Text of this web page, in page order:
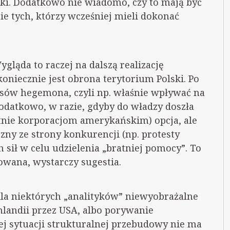
tych, którzy wcześniej mieli dokonać
to raczej na dalszą realizację
jest obrona terytorium Polski. Po
hegemona, czyli np. właśnie wpływać na
w razie, gdyby do władzy doszła
korporacjom amerykańskim) opcja, ale
ze strony konkurencji (np. protesty
w celu udzielenia „bratniej pomocy”. To
wystarczy sugestia.
niektórych „analityków” niewyobrażalne
przez USA, albo porywanie
sytuacji strukturalnej przebudowy nie ma